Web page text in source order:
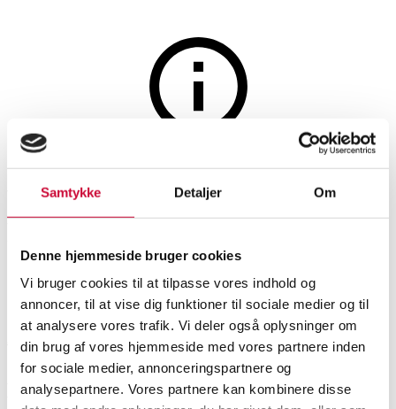
Samtykke Detaljer Om
Denne hjemmeside bruger cookies
Vi bruger cookies til at tilpasse vores indhold og
annoncer, til at vise dig funktioner til sociale medier og til
at analysere vores trafik. Vi deler også oplysninger om
din brug af vores hjemmeside med vores partnere inden
for sociale medier, annonceringspartnere og
analysepartnere. Vores partnere kan kombinere disse
Floor lights
Verner Panton for Louis
SHOWROOM
Aarhus
ESTIMATE
1,500
ITEM NUMBER
6542792
Description